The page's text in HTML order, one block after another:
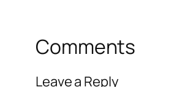
Comments
Leave a Reply